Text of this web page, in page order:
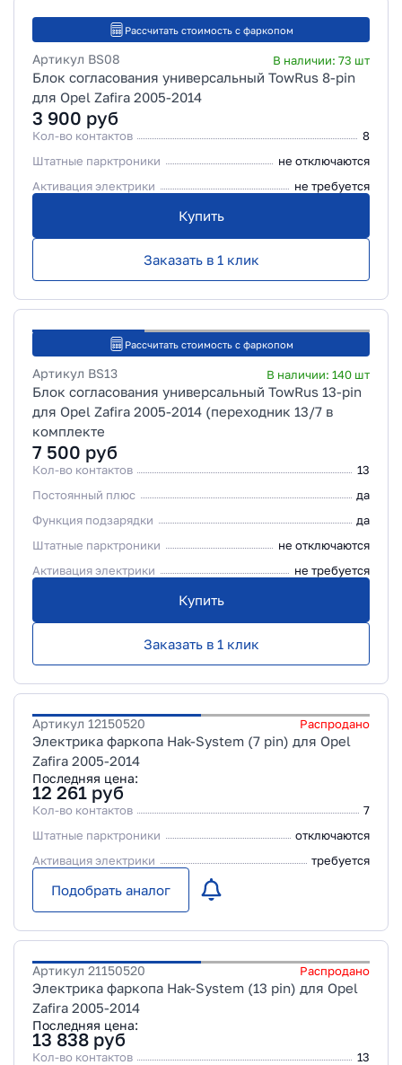
Рассчитать стоимость с фаркопом
Артикул BS08 В наличии: 73 шт
Блок согласования универсальный TowRus 8-pin
для Opel Zafira 2005-2014
3 900 руб
Кол-во контактов
8
Штатные парктроники
не отключаются
Активация электрики
не требуется
Купить
Заказать в 1 клик
Рассчитать стоимость с фаркопом
Артикул BS13 В наличии: 140 шт
Блок согласования универсальный TowRus 13-pin
для Opel Zafira 2005-2014 (переходник 13/7 в
комплекте
7 500 руб
Кол-во контактов
13
Постоянный плюс
да
Функция подзарядки
да
Штатные парктроники
не отключаются
Активация электрики
не требуется
Купить
Заказать в 1 клик
Артикул 12150520 Распродано
Электрика фаркопа Hak-System (7 pin) для Opel
Zafira 2005-2014
Последняя цена:
12 261 руб
Кол-во контактов
7
Штатные парктроники
отключаются
Активация электрики
требуется
Подобрать аналог
Артикул 21150520 Распродано
Электрика фаркопа Hak-System (13 pin) для Opel
Zafira 2005-2014
Последняя цена:
13 838 руб
Кол-во контактов
13